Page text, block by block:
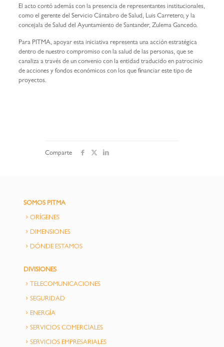
El acto contó además con la presencia de representantes institucionales,
como el gerente del Servicio Cántabro de Salud, Luis Carretero, y la
concejala de Salud del Ayuntamiento de Santander, Zulema Gancedo.
Para PITMA, apoyar esta iniciativa representa una acción estratégica
dentro de nuestro compromiso con la salud de las personas, que se
canaliza a través de un convenio con la entidad traducido en patrocinio
de acciones y fondos económicos con los que financiar este tipo de
proyectos.
Comparte
SOMOS PITMA
ORÍGENES
DIMENSIONES
DÓNDE ESTAMOS
DIVISIONES
TELECOMUNICACIONES
SEGURIDAD
ENERGÍA
SERVICIOS COMERCIALES
SERVICIOS EMPRESARIALES